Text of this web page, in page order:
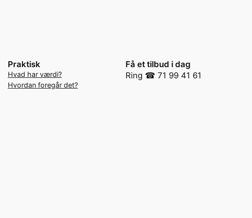
Praktisk
Hvad har værdi?
Hvordan foregår det?
Få et tilbud i dag
Ring ☎ 71 99 41 61